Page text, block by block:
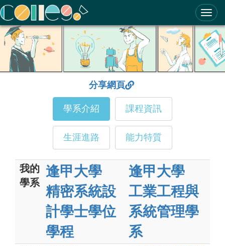
ColleGo! 大學選才與高中育才輔助系統
分享網頁
學系介紹 課程資訊
生涯進路 能力特質
我的
學系
逢甲大學
精密系統設
計學士學位
學程
逢甲大學
工業工程與
系統管理學
系